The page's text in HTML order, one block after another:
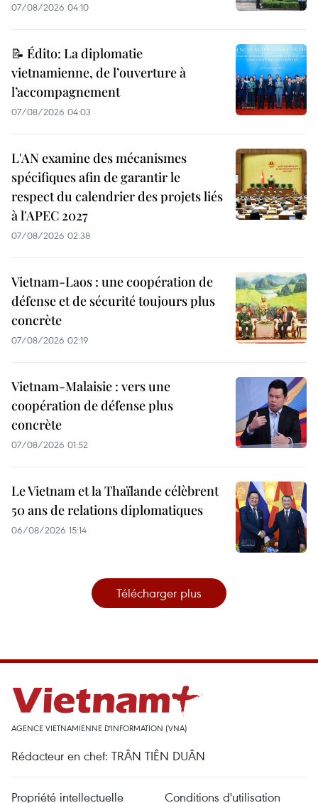
07/08/2026 04:10
📝 Édito: La diplomatie
vietnamienne, de l’ouverture à
l’accompagnement
07/08/2026 04:03
L'AN examine des mécanismes
spécifiques afin de garantir le
respect du calendrier des projets liés
à l'APEC 2027
07/08/2026 02:38
Vietnam-Laos : une coopération de
défense et de sécurité toujours plus
concrète
07/08/2026 02:19
Vietnam-Malaisie : vers une
coopération de défense plus
concrète
07/08/2026 01:52
Le Vietnam et la Thaïlande célèbrent
50 ans de relations diplomatiques
06/08/2026 15:14
Télécharger plus
AGENCE VIETNAMIENNE D'INFORMATION (VNA)
Rédacteur en chef: TRÂN TIÊN DUÂN
Propriété intellectuelle Conditions d'utilisation